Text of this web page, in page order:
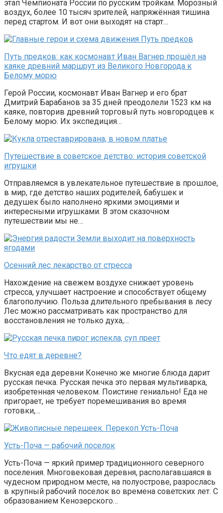
этап Чемпионата России по русским тройкам. Морозный
воздух, более 10 тысяч зрителей, напряжённая тишина
перед стартом. И вот они выходят на старт…
Путь предков: как космонавт Иван Вагнер прошёл на
каяке древний маршрут из Великого Новгорода к
Белому морю
Герой России, космонавт Иван Вагнер и его брат
Дмитрий Барабанов за 35 дней преодолели 1523 км на
каяке, повторив древний торговый путь новгородцев к
Белому морю. Их экспедиция…
Путешествие в советское детство: история советской
игрушки
Отправляемся в увлекательное путешествие в прошлое,
в мир, где детство наших родителей, бабушек и
дедушек было наполнено яркими эмоциями и
интересными игрушками. В этом сказочном
путешествии мы не…
Осенний лес лекарство от стресса
Нахождение на свежем воздухе снижает уровень
стресса, улучшает настроение и способствует общему
благополучию. Польза длительного пребывания в лесу
Лес можно рассматривать как пространство для
восстановления не только духа,…
Что едят в деревне?
Вкусная еда деревни Конечно же многие блюда дарит
русская печка. Русская печка это первая мультиварка,
изобретенная человеком. Поистине гениально! Еда не
пригорает, не требует поремешивания во время
готовки,…
Усть-Поча — рабочий поселок
Усть-Поча — яркий пример традиционного северного
поселения. Многовековая деревня, располагавшаяся в
чудесном природном месте, на полуострове, разрослась
в крупный рабочий поселок во времена советских лет. С
образованием Кенозерского…